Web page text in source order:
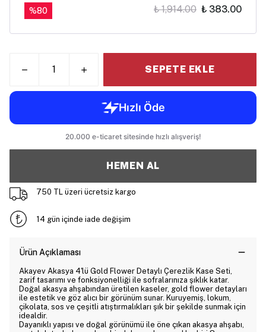
%80 ₺ 1,914.00 ₺ 383.00
SEPETE EKLE
HEMEN AL
750 TL üzeri ücretsiz kargo
14 gün içinde iade değişim
Ürün Açıklaması
Akayev Akasya 4'lü Gold Flower Detaylı Çerezlik Kase Seti,
zarif tasarımı ve fonksiyonelliği ile sofralarınıza şıklık katar.
Doğal akasya ahşabından üretilen kaseler, gold flower detayları
ile estetik ve göz alıcı bir görünüm sunar. Kuruyemiş, lokum,
çikolata, sos ve çeşitli atıştırmalıkları şık bir şekilde sunmak için
idealdir.
Dayanıklı yapısı ve doğal görünümü ile öne çıkan akasya ahşabı,